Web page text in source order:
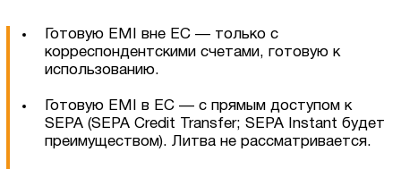
Готовую EMI вне ЕС — только с
корреспондентскими счетами, готовую к
использованию.
Готовую EMI в ЕС — с прямым доступом к
SEPA (SEPA Credit Transfer; SEPA Instant будет
преимуществом). Литва не рассматривается.